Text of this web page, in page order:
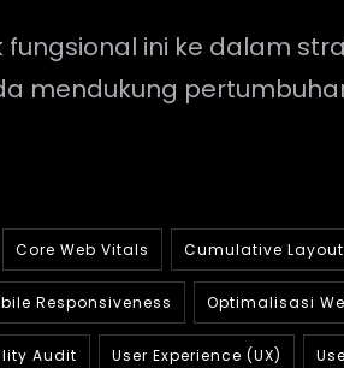
ini ke dalam
mendukung
Core Web Vitals Cumulative
Responsiveness Optimalisasi
Audit User Experience (UX)